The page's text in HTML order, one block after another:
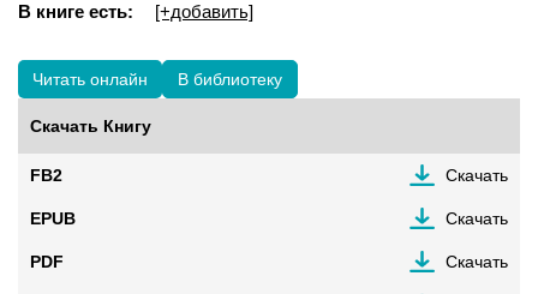
В книге есть: [+добавить]
Читать онлайн В библиотеку
Скачать Книгу
FB2 Скачать
EPUB Скачать
PDF Скачать